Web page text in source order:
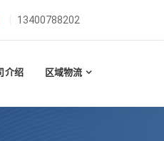
13400788202
介绍 区域物流